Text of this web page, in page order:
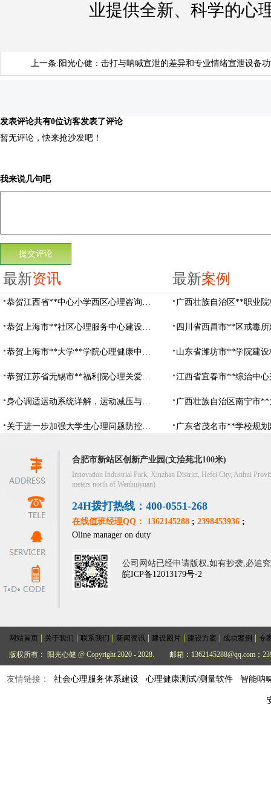
业提供全新、科学的心
上一条: 阳光心健：击打与呐喊宣泄的差异和专业情绪宣泄设备
发表评论共有0位访客发表了评论
暂无评论，快来抢沙发吧！
我来说几句吧
最新资讯
恭贺江西省**中心小学西区心理咨询教室设备采购项目由阳光心健代理商中标
恭贺上海市**社区心理服务中心建设项目由阳光心健代理商中标
恭贺上海市**大学**学院心理健康中心建设项目由阳光心健代理商中标
恭贺江苏省无锡市**福利院心理关爱中心建设项目由阳光心健代理商中标
身心调适运动系统详解，运动减压与心理调适全指南
关于进一步加强大学生心理问题防控，防控大学生心理危机
最新案例
合肥市新站区创新产业园(文浍苑北100米)
Innovation Industrial Park, Xinzhan District, Hefei City, Anhui
meters north of Wenhuiyuan)
24H拨打热线：400-0551-268
在线值班经理QQ： 1362145288 ; 2398453936 ;
Oline manager on duty
公司网站已经申请版权,如有抄袭,必追
皖ICP备12013179号-2
网站首页 关于我们 联系我们 新闻资讯 建设图片 建设方案 成功案例
专
版权所有： 阳光心健 @ Copyright 2020 - 2028.
邮箱：1362145288@qq.com；
友情链接： 社会心理服务体系建设 心理健康测试/测量软件 智能呐